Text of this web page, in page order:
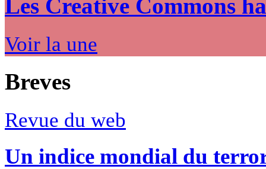
Les Creative Commons
Voir la une
Breves
Revue du web
Un indice mondial du